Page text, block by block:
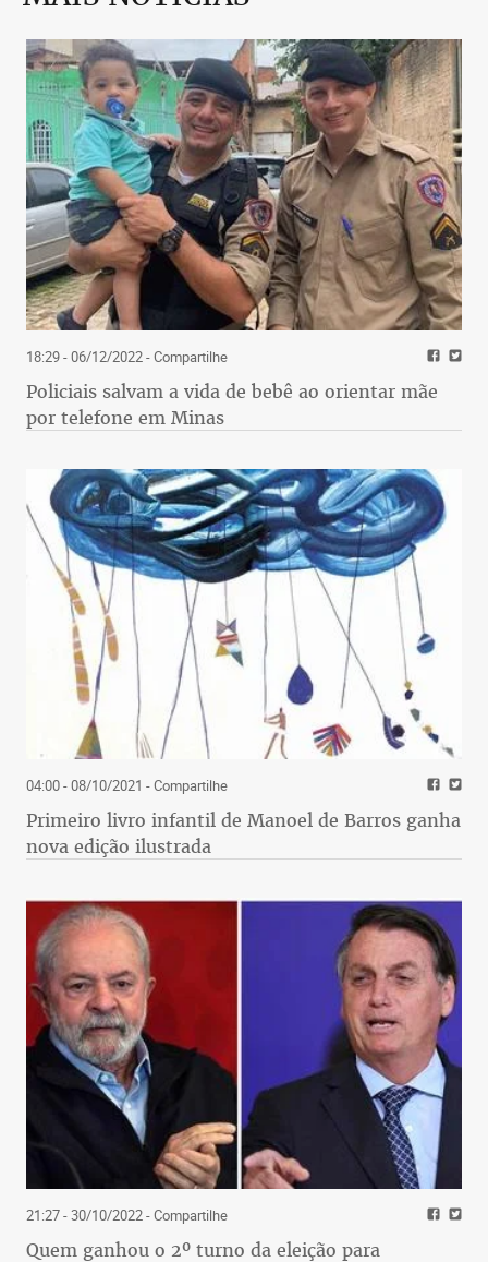
18:29 - 06/12/2022- Compartilhe
Policiais salvam a vida de bebê ao orientar mãe
por telefone em Minas
04:00 - 08/10/2021 - Compartilhe
Primeiro livro infantil de Manoel de Barros ganha
nova edição ilustrada
21:27 - 30/10/2022- Compartilhe
Quem ganhou o 2º turno da eleição para